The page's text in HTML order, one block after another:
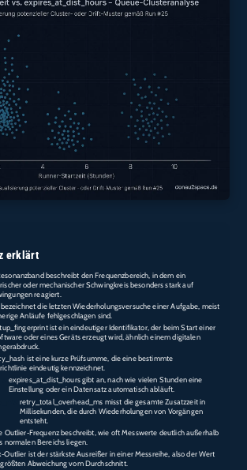
erklärt
beschreibt den Frequenzbereich, in dem ein
oder mechanischer Schwingkreis besonders stark auf
reagiert.
bezeichnet die letzten Wiederholungsversuche einer Aufgabe, meist
Anläufe fehlgeschlagen sind.
ist ein eindeutiger Identifikator, der beim Start einer
oder eines Geräts erzeugt wird, ähnlich einem digitalen
ist eine kurze Prüfsumme, die eine bestimmte
eindeutig kennzeichnet.
expires_at_dist_hours gibt an, nach wie vielen Stunden eine
Einstellung oder ein Datensatz automatisch abläuft.
retry_total_overhead_ms misst die gesamte Zusatzzeit in
Millisekunden, die durch Wiederholungen von Vorgängen
entsteht.
Outlier‑Frequenz beschreibt, wie oft Messwerte deutlich außerhalb
normalen Bereichs liegen.
ist der stärkste Ausreißer in einer Messreihe, also der Wert
Abweichung vom Durchschnitt.